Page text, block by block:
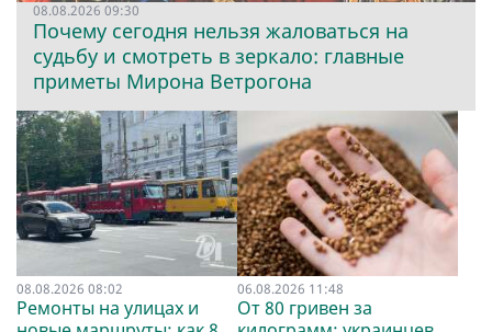
08.08.2026 09:30
Почему сегодня нельзя жаловаться на
судьбу и смотреть в зеркало: главные
приметы Мирона Ветрогона
08.08.2026 08:02
Ремонты на улицах и
06.08.2026 11:48
От 80 гривен за